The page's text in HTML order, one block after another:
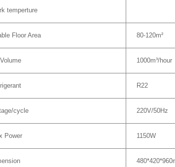
temperture
Floor Area 80-120m²
1000m³/hour
R22
cycle 220V/50Hz
Power 1150W